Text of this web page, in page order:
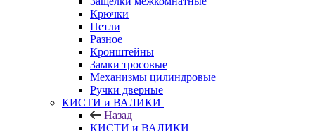
Крючки
Петли
Разное
Кронштейны
Замки тросовые
Механизмы цилиндровые
Ручки дверные
КИСТИ и ВАЛИКИ
Назад
КИСТИ и ВАЛИКИ